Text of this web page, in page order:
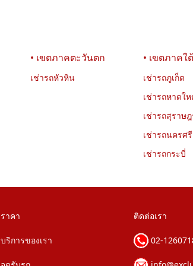
• เขตภาคตะวันตก
เช่ารถหัวหิน
• เขตภาคใต้
เช่ารถภูเก็ต
เช่ารถหาดใ
เช่ารถสุราษ
เช่ารถนครศ
เช่ารถกระบี่
ราคา
บริการของเรา
ติดต่อเรา
02-